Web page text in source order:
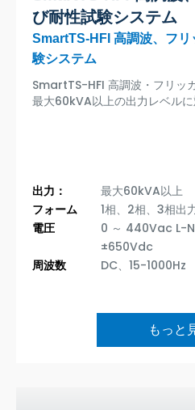
び耐性試験システム
SmartTS-HFI 高調波、フ
験システム
SmartTS-HFI 高調波・フリッ
最大60kVA以上の出力レベルに
出力：
最大60kVA以上
フォーム
1相、2相、3相出
電圧
0 ～ 440Vac L-
±650Vdc
周波数
DC、15-1000Hz
もっと